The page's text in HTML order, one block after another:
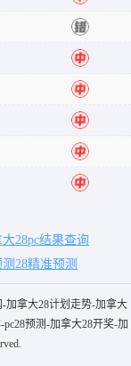
错
中
中
中
中
中
28pc结果查询
28精准预测
加拿大28计划走势-加拿大
预测-加拿大28开奖-加